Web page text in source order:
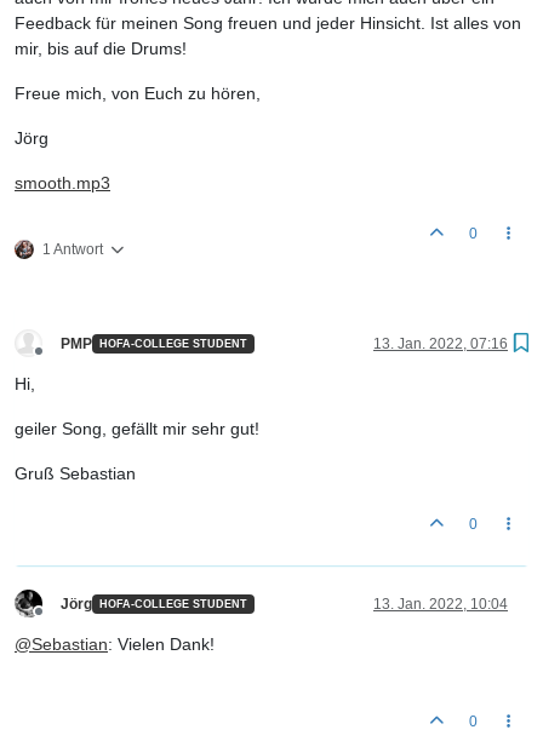
Feedback für meinen Song freuen und jeder Hinsicht. Ist alles von
mir, bis auf die Drums!
Freue mich, von Euch zu hören,
Jörg
smooth.mp3
1 Antwort
0
PMP HOFA-COLLEGE STUDENT 13. Jan. 2022, 07:16
Hi,
geiler Song, gefällt mir sehr gut!
Gruß Sebastian
0
Jörg HOFA-COLLEGE STUDENT 13. Jan. 2022, 10:04
@Sebastian: Vielen Dank!
0